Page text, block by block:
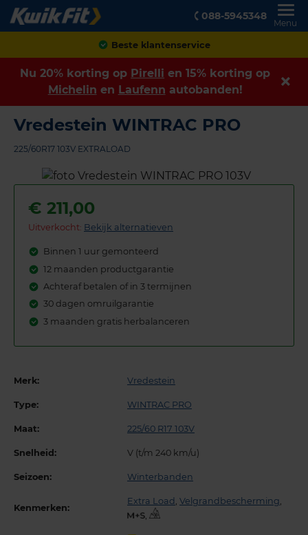
088-5945348
Menu
Achteraf betalen
Nu 20% korting op Pirelli en 15% korting op
Michelin en Laufenn autobanden!
Vredestein WINTRAC PRO
225/60R17 103V EXTRALOAD
€ 211,00
Uitverkocht: Bekijk alternatieven
Binnen 1 uur gemonteerd
12 maanden productgarantie
Achteraf betalen of in 3 termijnen
30 dagen omruilgarantie
3 maanden gratis herbalanceren
Merk: Vredestein
Type: WINTRAC PRO
Maat: 225/60 R17 103V
Snelheid: V (t/m 240 km/u)
Seizoen: Winterbanden
Kenmerken:
Extra Load , Velgrandbescherming,
,